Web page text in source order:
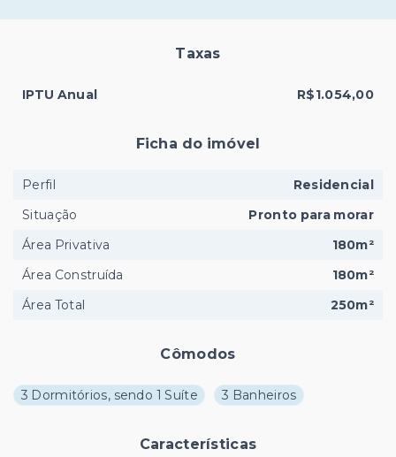
Cômodos
3 Dormitórios, sendo 1 Suíte 3 Banheiros
Características
Taxas
IPTU Anual R$1.054,00
Ficha do imóvel
Perfil
Residencial
Situação
Pronto para morar
Área Privativa
180m²
Área Construída
180m²
Área Total
250m²